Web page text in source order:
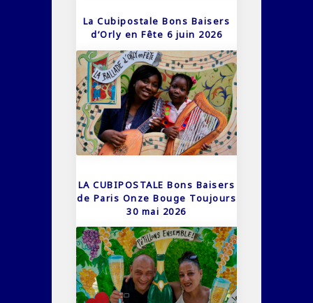
La Cubipostale Bons Baisers
d’Orly en Fête 6 juin 2026
LA CUBIPOSTALE Bons Baisers
de Paris Onze Bouge Toujours
30 mai 2026